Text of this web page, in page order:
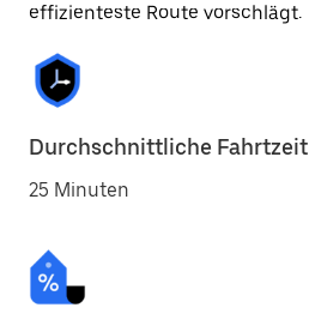
effizienteste Route vorschlägt.
Durchschnittliche Fahrtzeit
25 Minuten